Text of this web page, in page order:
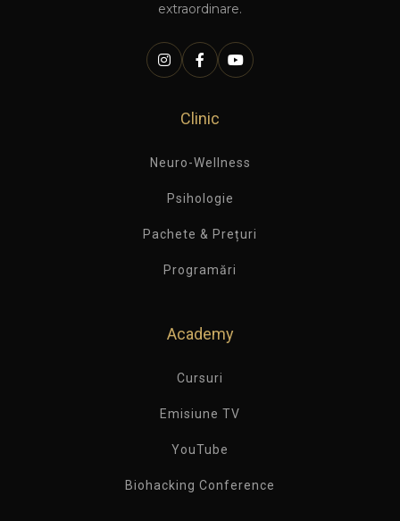
extraordinare.
Clinic
Neuro-Wellness
Psihologie
Pachete & Prețuri
Programări
Academy
Cursuri
Emisiune TV
YouTube
Biohacking Conference